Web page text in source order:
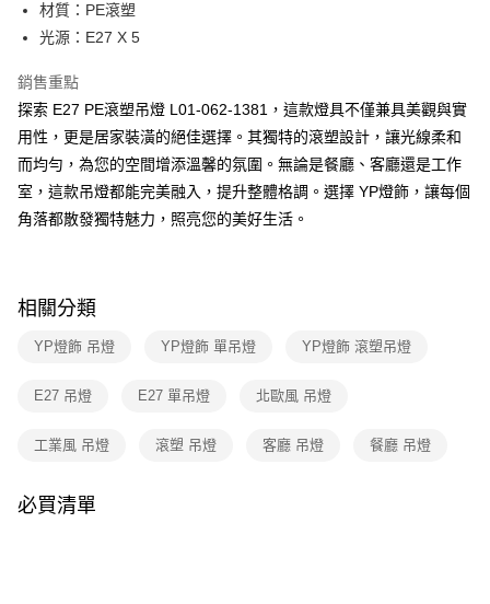
悠遊付
全盈+PAY
AFTEE先享後付
相關說明
【關於「AFTEE先享後付」】
AFTEE先享後付是「在收到商品之後才付款」的支付方式。 讓您購物簡單
便利好安心！
１．於結帳方式選擇「AFTEE先享後付」後，將跳轉至「AFTEE先享後付」
２．訂單成立數日內，您將收到繳費通知簡訊。
３．收到繳費通知簡訊後14天內，點擊此簡訊中的連結，可透過四大超商／
※ 請注意：結帳手續完成當下不需立刻繳費，但若您需要取消訂單，請聯絡
※ 交易是否成功請以「AFTEE先享後付 」之結帳頁面顯示為準，若有關於
新竹貨運宅配
材質：PE滾塑
光源：E27 X 5
銷售重點
探索 E27 PE滾塑吊燈 L01-062-1381，這款燈具不僅兼具美觀與實
用性，更是居家裝潢的絕佳選擇。其獨特的滾塑設計，讓光線柔和
而均勻，為您的空間增添溫馨的氛圍。無論是餐廳、客廳還是工作
室，這款吊燈都能完美融入，提升整體格調。選擇 YP燈飾，讓每個
角落都散發獨特魅力，照亮您的美好生活。
相關分類
YP燈飾 吊燈 YP燈飾 單吊燈 YP燈飾 滾塑吊燈
E27 吊燈 E27 單吊燈 北歐風 吊燈
工業風 吊燈 滾塑 吊燈 客廳 吊燈 餐廳 吊燈
必買清單